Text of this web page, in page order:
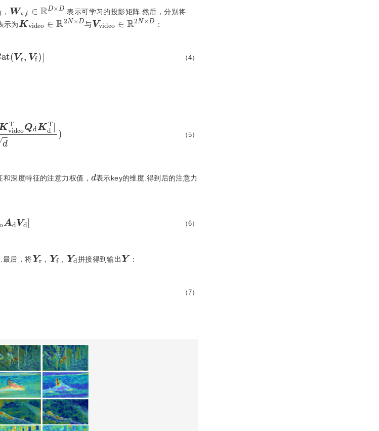
，
Wv RD×D
.表示可学习的投影矩阵.然后，分别将
示为
Kv d ∈R2N×D
与
Vvideo ∈R2N× D
：
at(Vr, Vf)] （4）
deo Qd KdT]
（5）
深度特征的注意力权值，
d
表示key的维度.得到后的注意力
A Vd] （6）
最后，将
Yr
，
Yf
，
Yd
拼接得到输出
Y
：
（7）